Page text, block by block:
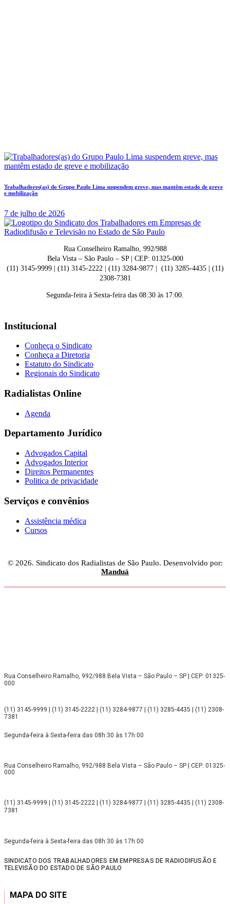
Trabalhadores(as) do Grupo Paulo Lima suspendem greve, mas mantêm estado de greve
e mobilização
7 de julho de 2026
Rua Conselheiro Ramalho, 992/988
Bela Vista – São Paulo – SP | CEP: 01325-000
(11) 3145-9999 | (11) 3145-2222 | (11) 3284-9877 | (11) 3285-4435 | (11)
2308-7381
Segunda-feira à Sexta-feira das 08:30 às 17:00.
Institucional
Conheça o Sindicato
Conheça a Diretoria
Estatuto do Sindicato
Regionais do Sindicato
Radialistas Online
Agenda
Departamento Jurídico
Advogados Capital
Advogados Interior
Direitos Permanentes
Politica de privacidade
Serviços e convênios
Assistência médica
Cursos
© 2026. Sindicato dos Radialistas de São Paulo. Desenvolvido por:
Manduá
Rua Conselheiro Ramalho, 992/988 Bela Vista – São Paulo – SP | CEP: 01325-
000
(11) 3145-9999 | (11) 3145-2222 | (11) 3284-9877 | (11) 3285-4435 | (11) 2308-
7381
Segunda-feira à Sexta-feira das 08h:30 às 17h:00
Rua Conselheiro Ramalho, 992/988 Bela Vista – São Paulo – SP | CEP: 01325-
000
(11) 3145-9999 | (11) 3145-2222 | (11) 3284-9877 | (11) 3285-4435 | (11) 2308-
7381
Segunda-feira à Sexta-feira das 08h:30 às 17h:00
SINDICATO DOS TRABALHADORES EM EMPRESAS DE RADIODIFUSÃO E
TELEVISÃO DO ESTADO DE SÃO PAULO
MAPA DO SITE